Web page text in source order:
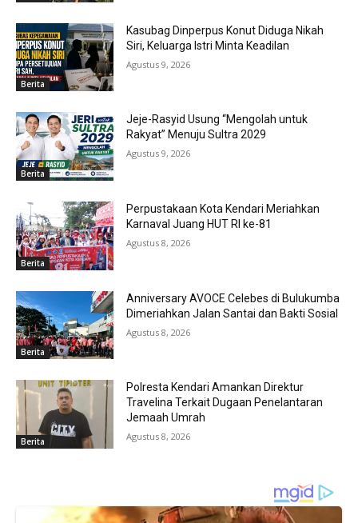
Berita
Kasubag Dinperpus Konut Diduga Nikah
Siri, Keluarga Istri Minta Keadilan
Agustus 9, 2026
Berita
Jeje-Rasyid Usung “Mengolah untuk
Rakyat” Menuju Sultra 2029
Agustus 9, 2026
Berita
Perpustakaan Kota Kendari Meriahkan
Karnaval Juang HUT RI ke-81
Agustus 8, 2026
Berita
Anniversary AVOCE Celebes di Bulukumba
Dimeriahkan Jalan Santai dan Bakti Sosial
Agustus 8, 2026
Berita
Polresta Kendari Amankan Direktur
Travelina Terkait Dugaan Penelantaran
Jemaah Umrah
Agustus 8, 2026